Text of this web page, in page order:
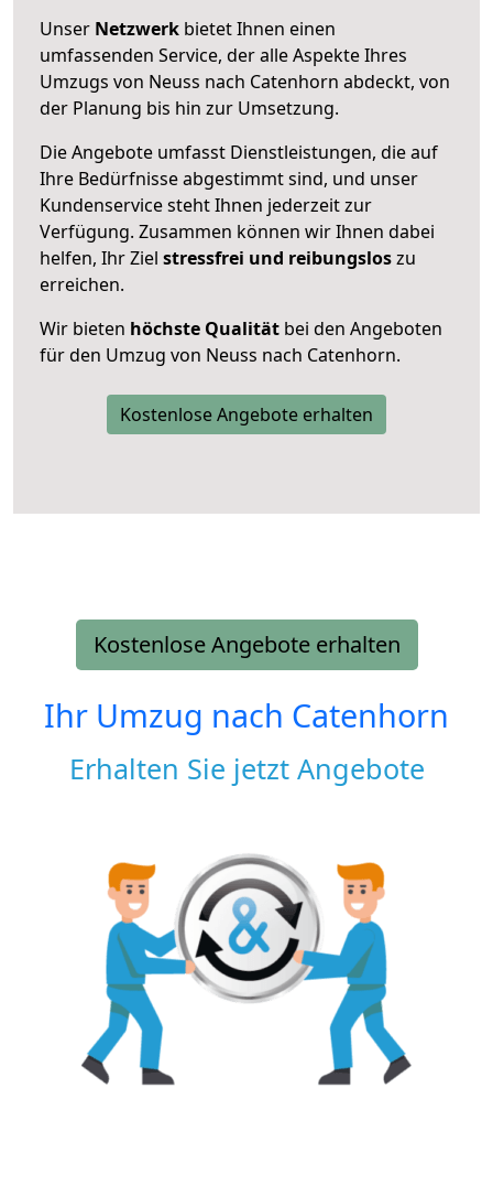
Unser Netzwerk bietet Ihnen einen
umfassenden Service, der alle Aspekte Ihres
Umzugs von Neuss nach Catenhorn abdeckt, von
der Planung bis hin zur Umsetzung.
Die Angebote umfasst Dienstleistungen, die auf
Ihre Bedürfnisse abgestimmt sind, und unser
Kundenservice steht Ihnen jederzeit zur
Verfügung. Zusammen können wir Ihnen dabei
helfen, Ihr Ziel stressfrei und reibungsloszu
erreichen.
Wir bieten höchste Qualität bei den Angeboten
für den Umzug von Neuss nach Catenhorn.
Kostenlose Angebote erhalten
Kostenlose Angebote erhalten
Ihr Umzug nach Catenhorn
Erhalten Sie jetzt Angebote